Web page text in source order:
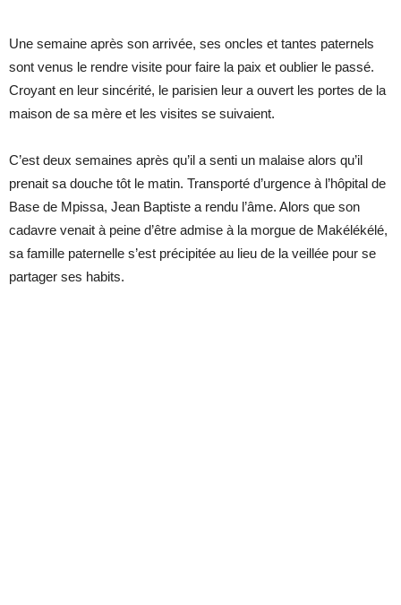
Une semaine après son arrivée, ses oncles et tantes paternels
sont venus le rendre visite pour faire la paix et oublier le passé.
Croyant en leur sincérité, le parisien leur a ouvert les portes de la
maison de sa mère et les visites se suivaient.
C’est deux semaines après qu’il a senti un malaise alors qu’il
prenait sa douche tôt le matin. Transporté d’urgence à l’hôpital de
Base de Mpissa, Jean Baptiste a rendu l’âme. Alors que son
cadavre venait à peine d’être admise à la morgue de Makélékélé,
sa famille paternelle s’est précipitée au lieu de la veillée pour se
partager ses habits.